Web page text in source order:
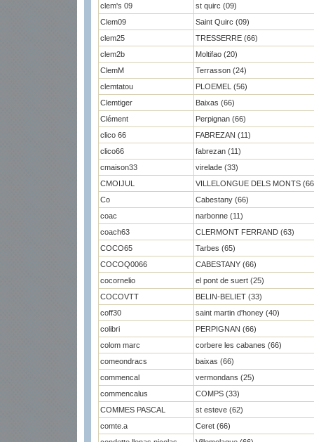
clem's 09
st quirc (09)
Clem09
Saint Quirc (09)
clem25
TRESSERRE (66)
clem2b
Moltifao (20)
ClemM
Terrasson (24)
clemtatou
PLOEMEL (56)
Clemtiger
Baixas (66)
Clément
Perpignan (66)
clico 66
FABREZAN (11)
clico66
fabrezan (11)
cmaison33
virelade (33)
CMOIJUL
VILLELONGUE DELS MONTS
Co
Cabestany (66)
coac
narbonne (11)
coach63
CLERMONT FERRAND (63)
COCO65
Tarbes (65)
COCOQ0066
CABESTANY (66)
cocornelio
el pont de suert (25)
COCOVTT
BELIN-BELIET (33)
coff30
saint martin d'honey (40)
colibri
PERPIGNAN (66)
colom marc
corbere les cabanes (66)
comeondracs
baixas (66)
commencal
vermondans (25)
commencalus
COMPS (33)
COMMES PASCAL
st esteve (62)
comte.a
Ceret (66)